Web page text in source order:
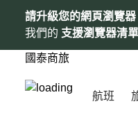
請升級您的網頁瀏覽器
我們的 支援瀏覽器清單
國泰商旅
航班